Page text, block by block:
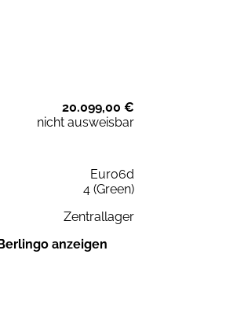
20.099,00 €
nicht ausweisbar
Euro6d
4 (Green)
Zentrallager
anzeigen